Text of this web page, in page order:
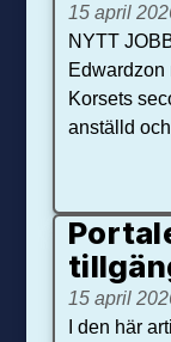
15 april
NYTT
Edwardzon
Korsets
anställd
15 april
I den här